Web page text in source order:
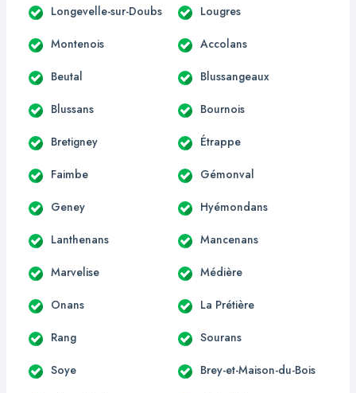
Longevelle-sur-Doubs Lougres
Montenois Accolans
Beutal Blussangeaux
Blussans Bournois
Bretigney Étrappe
Faimbe Gémonval
Geney Hyémondans
Lanthenans Mancenans
Marvelise Médière
Onans La Prétière
Rang Sourans
Soye Brey-et-Maison-du-Bois